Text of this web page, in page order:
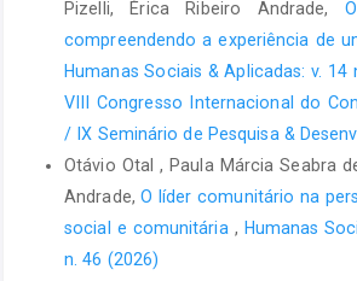
Pizelli, Érica Ribeiro Andrade,
compreendendo a experiência de
Humanas Sociais & Aplicadas: v. 14
VIII Congresso Internacional do
/ IX Seminário de Pesquisa &
Otávio Otal , Paula Márcia Seabra
Andrade,O líder comunitário na
social e comunitária , Humanas
n. 46 (2026)